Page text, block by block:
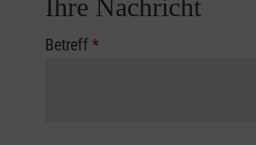
Ihre Nachricht
Betreff*